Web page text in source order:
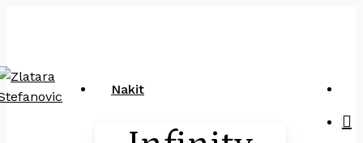
content
Nakit